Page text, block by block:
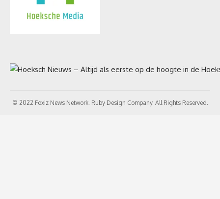
© 2022 Foxiz News Network. Ruby Design Company. All Rights Reserved.